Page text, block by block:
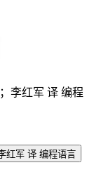
李红军 译 编程
红军 译 编程语言